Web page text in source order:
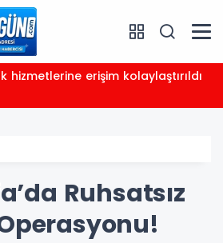
hizmetlerine erişim kolaylaştırıldı
Ruhsatsız